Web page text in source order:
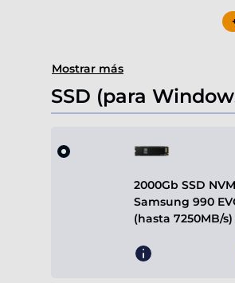
Mostrar más
SSD (para
2000Gb SSD
Samsung 990
(hasta 7250MB/s)